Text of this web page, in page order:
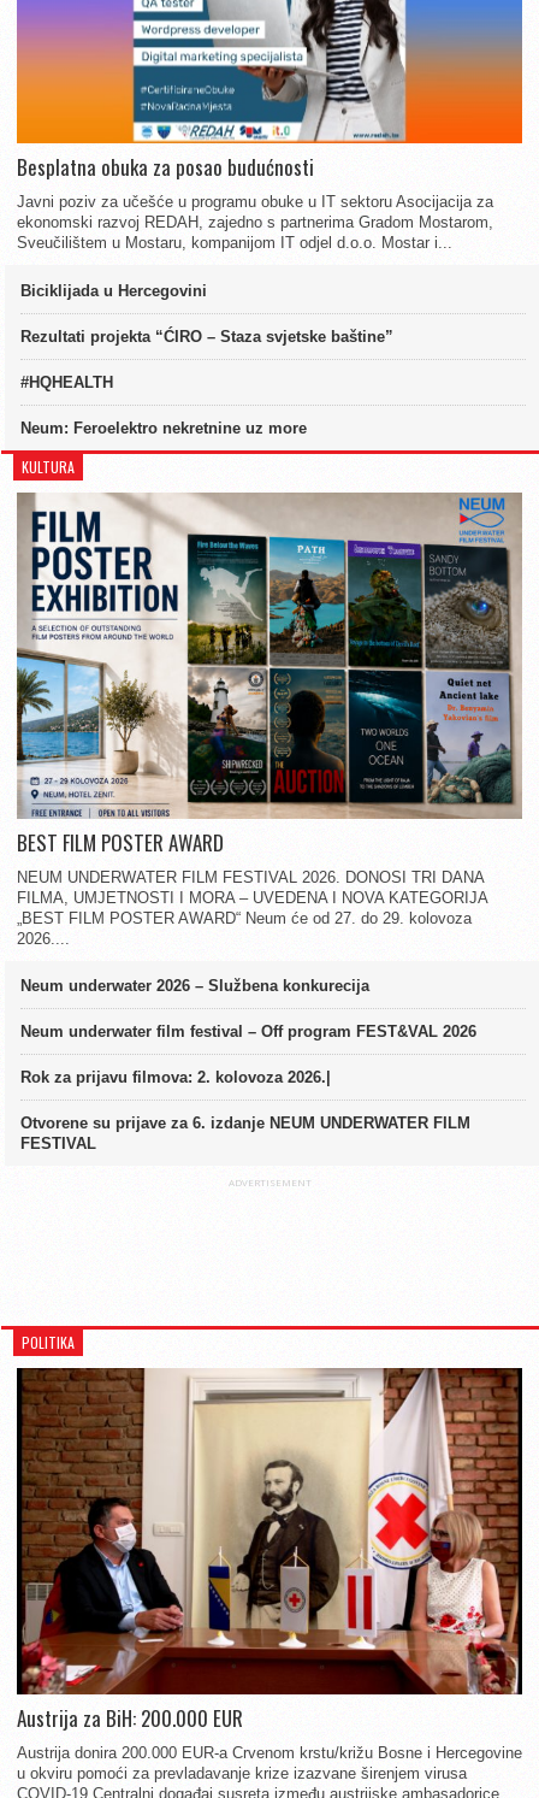
Besplatna obuka za posao budućnosti
Javni poziv za učešće u programu obuke u IT sektoru Asocijacija za
ekonomski razvoj REDAH, zajedno s partnerima Gradom Mostarom,
Sveučilištem u Mostaru, kompanijom IT odjel d.o.o. Mostar i...
Biciklijada u Hercegovini
Rezultati projekta “ĆIRO – Staza svjetske baštine”
#HQHEALTH
Neum: Feroelektro nekretnine uz more
KULTURA
BEST FILM POSTER AWARD
NEUM UNDERWATER FILM FESTIVAL 2026. DONOSI TRI DANA
FILMA, UMJETNOSTI I MORA – UVEDENA I NOVA KATEGORIJA
„BEST FILM POSTER AWARD“ Neum će od 27. do 29. kolovoza
2026....
Neum underwater 2026 – Službena konkurecija
Neum underwater film festival – Off program FEST&VAL 2026
Rok za prijavu filmova: 2. kolovoza 2026.|
Otvorene su prijave za 6. izdanje NEUM UNDERWATER FILM
FESTIVAL
ADVERTISEMENT
POLITIKA
Austrija za BiH: 200.000 EUR
Austrija donira 200.000 EUR-a Crvenom krstu/križu Bosne i Hercegovine
u okviru pomoći za prevladavanje krize izazvane širenjem virusa
COVID-19 Centralni događaj susreta između austrijske ambasadorice